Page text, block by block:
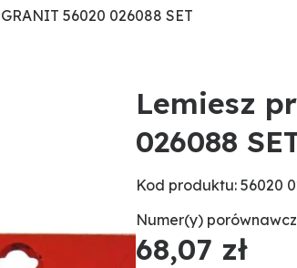
56020 026088 SET
Lemiesz
026088
Kod produktu: 56020
Numer(y)
68,07 zł